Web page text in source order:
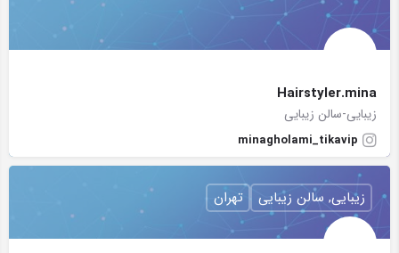
Hairstyler.mina
زیبایی-سالن زیبایی
minagholami_tikavip
زیبایی, سالن زیبایی تهران